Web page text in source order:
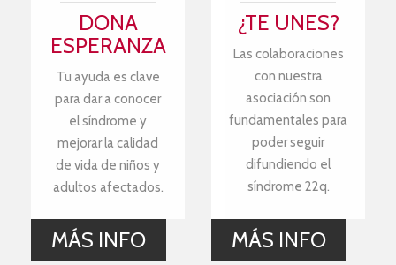
DONA
ESPERANZA
Tu ayuda es clave
para dar a conocer
el síndrome y
mejorar la calidad
de vida de niños y
adultos afectados.
MÁS INFO
¿TE UNES?
Las colaboraciones
con nuestra
asociación son
fundamentales para
poder seguir
difundiendo el
síndrome 22q.
MÁS INFO